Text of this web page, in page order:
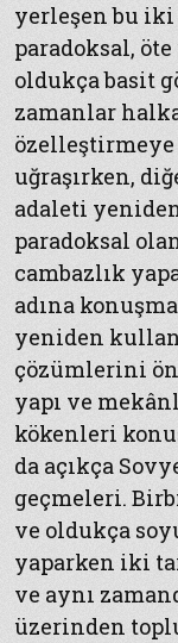
yerleşen bu
paradoksal,
oldukça basit
zamanlar
uğraşırken,
adaleti
paradoksal
cambazlık
adına
yeniden
çözümlerini
yapı ve
kökenleri
da açıkça
geçmeleri.
ve oldukça
yaparken iki
ve aynı
üzerinden